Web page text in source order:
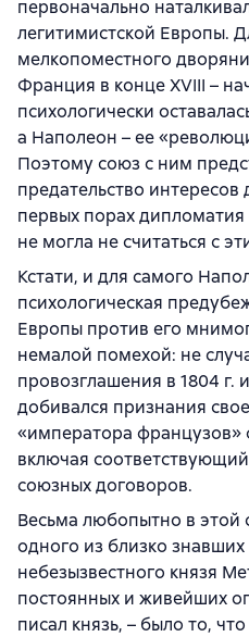
первоначально
легитимистской Европы.
мелкопоместного
Франция в конце XVIII –
психологически
а Наполеон – ее
Поэтому союз с ним
предательство интересов
первых порах
не могла не считаться с
Кстати, и для самого
психологическая
Европы против его
немалой помехой: не
провозглашения в 1804
добивался признания
«императора
включая
союзных договоров.
Весьма любопытно в этой
одного из близко
небезызвестного князя
постоянных и живейших
писал князь, – было то,